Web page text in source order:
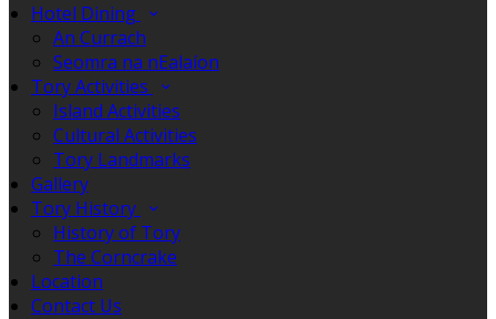
Hotel Dining
An Currach
Seomra na nEalaíon
Tory Activities
Island Activities
Cultural Activities
Tory Landmarks
Gallery
Tory History
History of Tory
The Corncrake
Location
Contact Us